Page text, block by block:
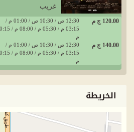
غريب
120.00 ج م
12:30 ص / 10:30 ص / 01:00 م /
03:15 م / 05:30 م /
م
140.00 ج م
12:30 ص / 10:30 ص / 01:00 م /
03:15 م / 05:30 م /
م
الخريطة